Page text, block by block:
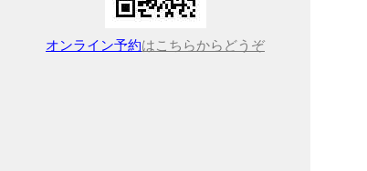
オンライン予約はこちらからどうぞ